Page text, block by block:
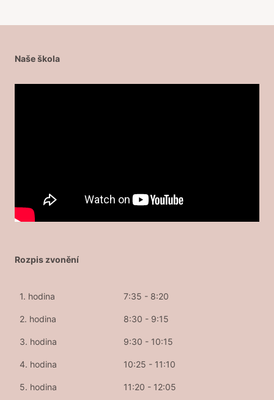
Naše škola
Rozpis zvonění
1. hodina 7:35 - 8:20
2. hodina 8:30 - 9:15
3. hodina 9:30 - 10:15
4. hodina 10:25 - 11:10
5. hodina 11:20 - 12:05